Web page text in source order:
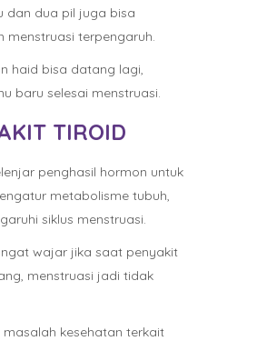
dan dua pil juga bisa
menstruasi terpengaruh.
haid bisa datang lagi,
baru selesai menstruasi.
TIROID
penghasil hormon untuk
metabolisme tubuh,
siklus menstruasi.
wajar jika saat penyakit
menstruasi jadi tidak
kesehatan terkait